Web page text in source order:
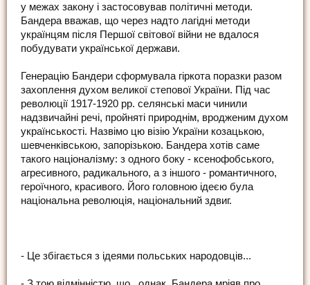
у межах закону і застосовував політичні методи.
Бандера вважав, що через надто лагідні методи
українцям після Першої світової війни не вдалося
побудувати української держави.
Генерацію Бандери сформувала гіркота поразки разом
захоплення духом великої степової України. Під час
революції 1917-1920 рр. селянські маси чинили
надзвичайні речі, пройняті природнім, вродженим духом
українськості. Назвімо цю візію України козацькою,
шевченківською, запорізькою. Бандера хотів саме
такого націоналізму: з одного боку - ксенофобського,
агресивного, радикального, а з іншого - романтичного,
героїчного, красивого. Його головною ідеєю була
національна революція, національний здвиг.
- Це збігається з ідеями польських народовців...